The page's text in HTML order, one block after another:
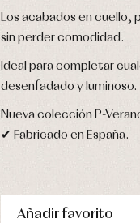
Los acabados en cuello,
sin perder comodidad.
Ideal para completar
desenfadado y luminoso.
Nueva colección P-
✔ Fabricado en España.
Añadir favorito